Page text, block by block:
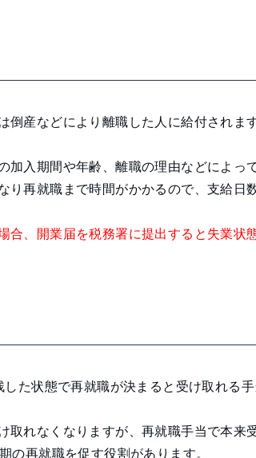
倒産などにより離職した人に給付されます
加入期間や年齢、離職の理由などによっ
り再就職まで時間がかかるので、支給日
合、開業届を税務署に提出すると失業状
た状態で再就職が決まると受け取れる手
取れなくなりますが、再就職手当で本来
の再就職を促す役割があります。